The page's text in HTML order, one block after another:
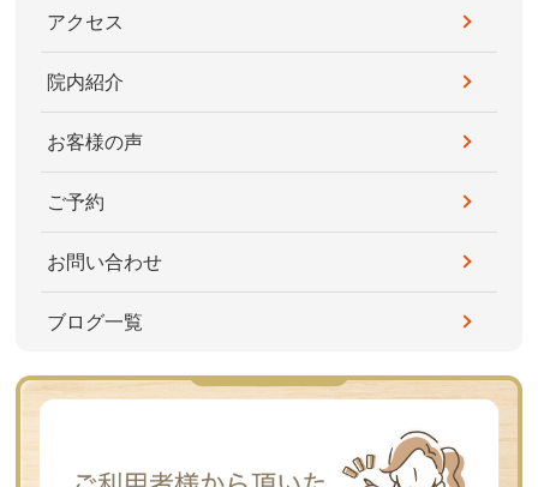
アクセス
院内紹介
お客様の声
ご予約
お問い合わせ
ブログ一覧